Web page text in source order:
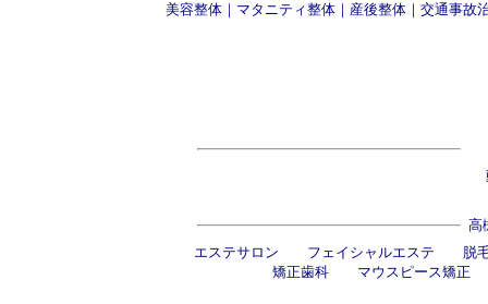
美容整体 ｜ マタニティ整体 ｜ 産後整体 ｜ 交通事故
高
エステサロン
フェイシャルエステ
脱
矯正歯科
マウスピース矯正